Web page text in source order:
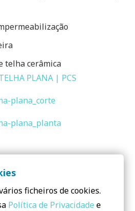
telha cerâmica
PLANA | PCS
plana_corte
plana_planta
ficheiros de cookies.
Política de Privacidade e